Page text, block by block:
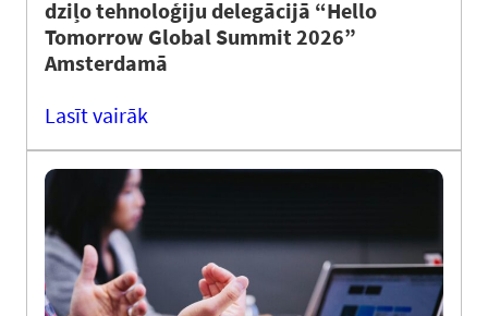
dziļo tehnoloģiju delegācijā “Hello
Tomorrow Global Summit 2026”
Amsterdamā
Lasīt vairāk